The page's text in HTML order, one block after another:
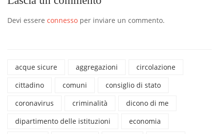
Devi essere connesso per inviare un commento.
acque sicure aggregazioni
circolazione
cittadino
comuni
consiglio di stato
coronavirus
criminalità
dicono di me
dipartimento delle istituzioni
economia